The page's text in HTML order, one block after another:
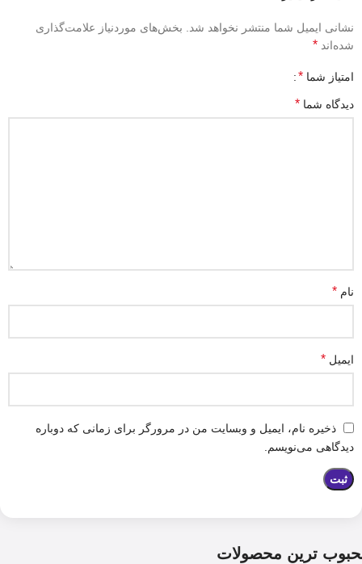
نشانی ایمیل شما منتشر نخواهد شد.
بخش‌های موردنیاز علامت‌گذاری
شده‌اند *
امتیاز شما *
دیدگاه شما *
نام *
ایمیل *
ذخیره نام، ایمیل و وبسایت من در مرورگر برای زمانی که دوباره
دیدگاهی می‌نویسم.
ترین محصولات